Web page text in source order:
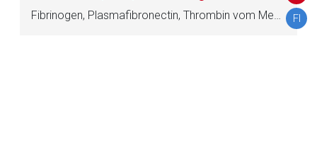
Fibrinogen, Plasmafibronectin, Thrombin vom Menschen
FI